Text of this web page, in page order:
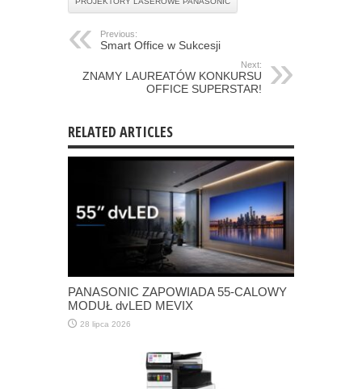
Previous:
Smart Office w Sukcesji
Next:
ZNAMY LAUREATÓW KONKURSU
OFFICE SUPERSTAR!
RELATED ARTICLES
PANASONIC ZAPOWIADA 55-CALOWY
MODUŁ dvLED MEVIX
28 lipca 2026